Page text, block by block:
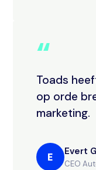
“
Toads
op orde
marketing.
E Evert
CEO